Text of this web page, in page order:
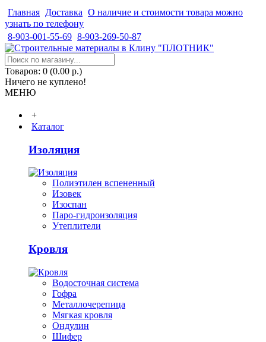
Главная Доставка О наличие и стоимости товара можно
узнать по телефону
8-903-001-55-69 8-903-269-50-87
Товаров: 0 (0.00 р.)
Ничего не куплено!
МЕНЮ
+
Каталог
Изоляция
Полиэтилен вспененный
Изовек
Изоспан
Паро-гидроизоляция
Утеплители
Кровля
Водосточная система
Гофра
Металлочерепица
Мягкая кровля
Ондулин
Шифер